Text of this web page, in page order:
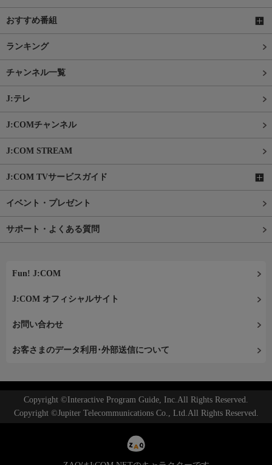
おすすめ番組
ランキング
チャンネル一覧
J:テレ
J:COMチャンネル
J:COM STREAM
J:COM TVサービスガイド
イベント・プレゼント
サポート・よくある質問
Fun! J:COM
J:COM オフィシャルサイト
お問い合わせ
お客さまのデータ利用･外部送信について
Copyright ©Interactive Program Guide, Inc.All Rights Reserved.
Copyright ©Jupiter Telecommunications Co., Ltd.All Rights Reserved.